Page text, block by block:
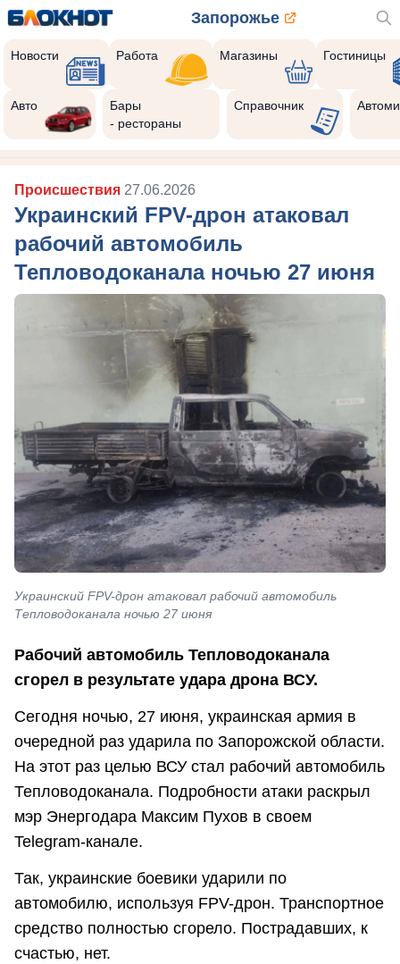
Запорожье
Новости Работа Магазины Гостиницы
Авто
Бары
- рестораны
Справочник
Происшествия 27.06.2026
Украинский FPV-дрон атаковал
рабочий автомобиль
Тепловодоканала ночью 27 июня
Украинский FPV-дрон атаковал рабочий автомобиль
Тепловодоканала ночью 27 июня
Рабочий автомобиль Тепловодоканала
сгорел в результате удара дрона ВСУ.
Сегодня ночью, 27 июня, украинская армия в
очередной раз ударила по Запорожской области.
На этот раз целью ВСУ стал рабочий автомобиль
Тепловодоканала. Подробности атаки раскрыл
мэр Энергодара Максим Пухов в своем
Telegram-канале.
Так, украинские боевики ударили по
автомобилю, используя FPV-дрон. Транспортное
средство полностью сгорело. Пострадавших, к
счастью, нет.